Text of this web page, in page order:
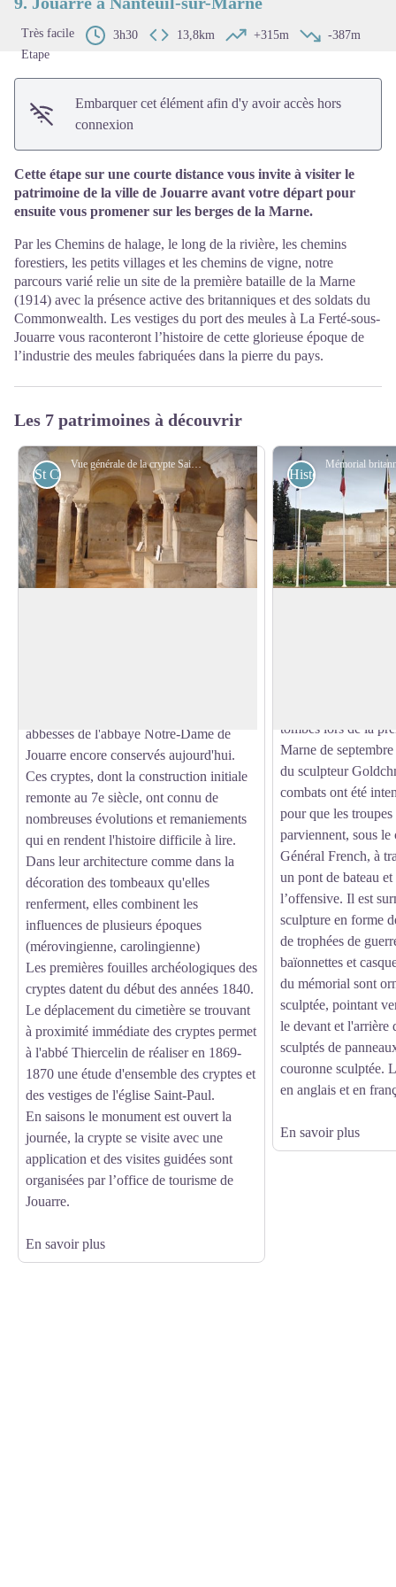
Très facile 3h30 13,8km +315m
-387m
Etape
Embarquer cet élément afin d'y avoir accès hors
connexion
Cette étape sur une courte distance vous invite à visiter le
patrimoine de la ville de Jouarre avant votre départ pour
ensuite vous promener sur les berges de la Marne.
Par les Chemins de halage, le long de la rivière, les chemins
forestiers, les petits villages et les chemins de vigne, notre
parcours varié relie un site de la première bataille de la Marne
(1914) avec la présence active des britanniques et des soldats du
Commonwealth. Les vestiges du port des meules à La Ferté-sous-
Jouarre vous raconteront l’histoire de cette glorieuse époque de
l’industrie des meules fabriquées dans la pierre du pays.
Les 7 patrimoines à découvrir
Vue générale de la crypte Saint-Paul - Association Colomban en Brie
St Colomban
abbesses de l'abbaye Notre-Dame de
Jouarre encore conservés aujourd'hui.
Ces cryptes, dont la construction initiale
remonte au 7e siècle, ont connu de
nombreuses évolutions et remaniements
qui en rendent l'histoire difficile à lire.
Dans leur architecture comme dans la
décoration des tombeaux qu'elles
renferment, elles combinent les
influences de plusieurs époques
(mérovingienne, carolingienne)
Les premières fouilles archéologiques des
cryptes datent du début des années 1840.
Le déplacement du cimetière se trouvant
à proximité immédiate des cryptes permet
à l'abbé Thiercelin de réaliser en 1869-
1870 une étude d'ensemble des cryptes et
des vestiges de l'église Saint-Paul.
En saisons le monument est ouvert la
journée, la crypte se visite avec une
application et des visites guidées sont
organisées par l’office de tourisme de
Jouarre.
En savoir plus
Historiques
tombés lors de la
Marne de
du sculpteur
combats ont été
pour que les
parviennent, sous le
Général French, à
un pont de bateau
l’offensive. Il est
sculpture en forme
de trophées de
baïonnettes et
du mémorial sont
sculptée, pointant
le devant et l'arrière
sculptés de
couronne sculptée.
en anglais et en
En savoir plus